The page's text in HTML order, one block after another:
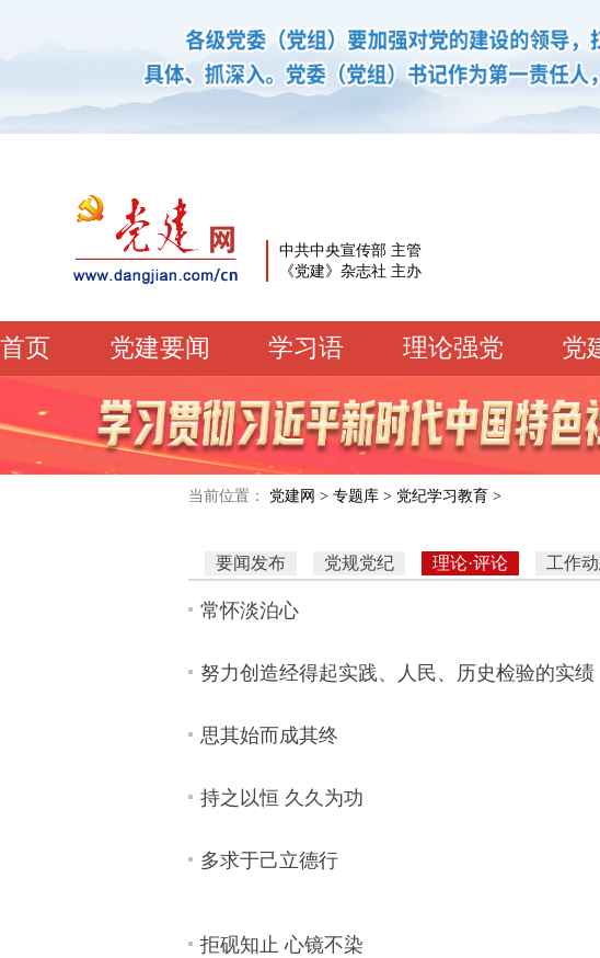
中共中央宣传部 主管
《党建》杂志社 主办
首页 党建要闻 学习语 理论强党 党
学习语 党建网微平台 学习园地
机关党建
校园党建 企业党建 先锋模范
当前位置： 党建网 > 专题库 > 党纪学习教育 >
要闻发布 党规党纪 理论·评论 工作
常怀淡泊心
努力创造经得起实践、人民、历史检验的实绩
思其始而成其终
持之以恒 久久为功
多求于己立德行
拒砚知止 心镜不染